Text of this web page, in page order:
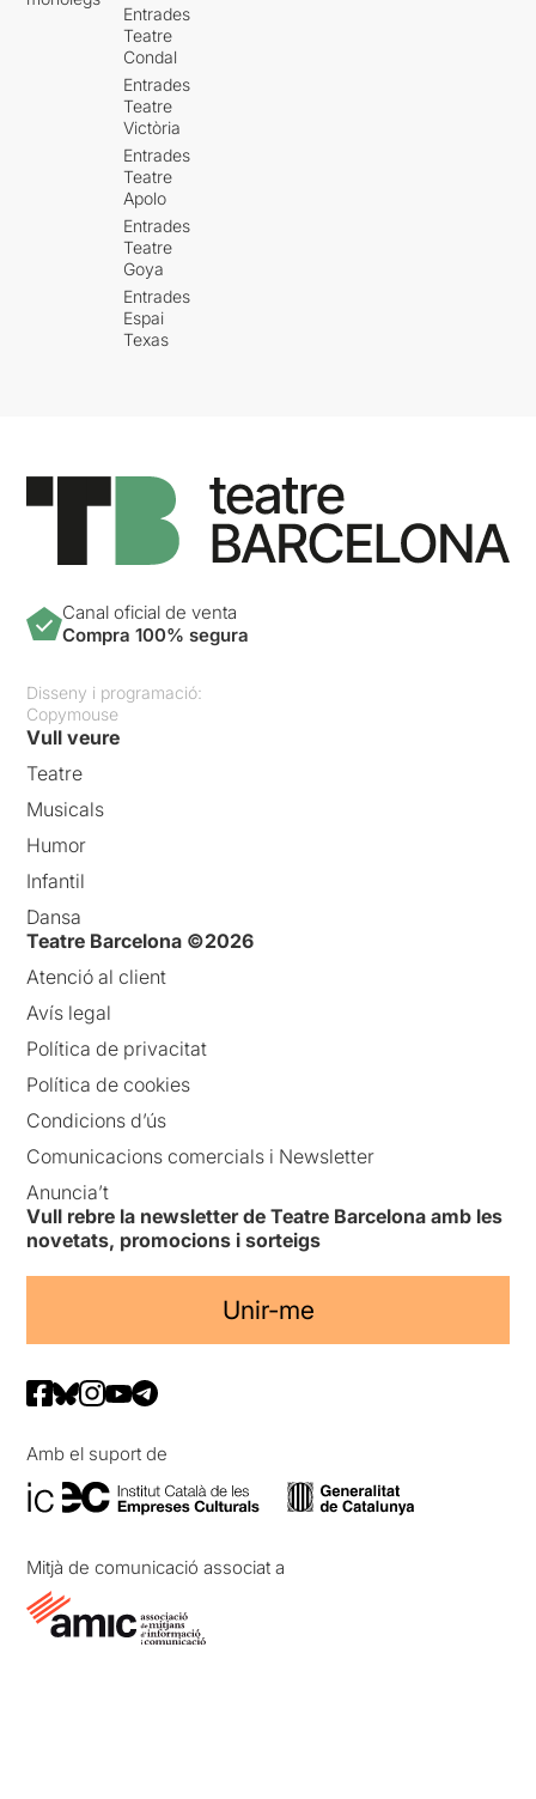
Entrades
Teatre
Condal
Entrades
Teatre
Victòria
Entrades
Teatre
Apolo
Entrades
Teatre
Goya
Entrades
Espai
Texas
Canal oficial de venta
Compra 100% segura
Disseny i programació:
Copymouse
Vull veure
Teatre
Musicals
Humor
Infantil
Dansa
Teatre Barcelona ©2026
Atenció al client
Avís legal
Política de privacitat
Política de cookies
Condicions d’ús
Comunicacions comercials i Newsletter
Anuncia’t
Vull rebre la newsletter de Teatre Barcelona amb les
novetats, promocions i sorteigs
Unir-me
Amb el suport de
Mitjà de comunicació associat a